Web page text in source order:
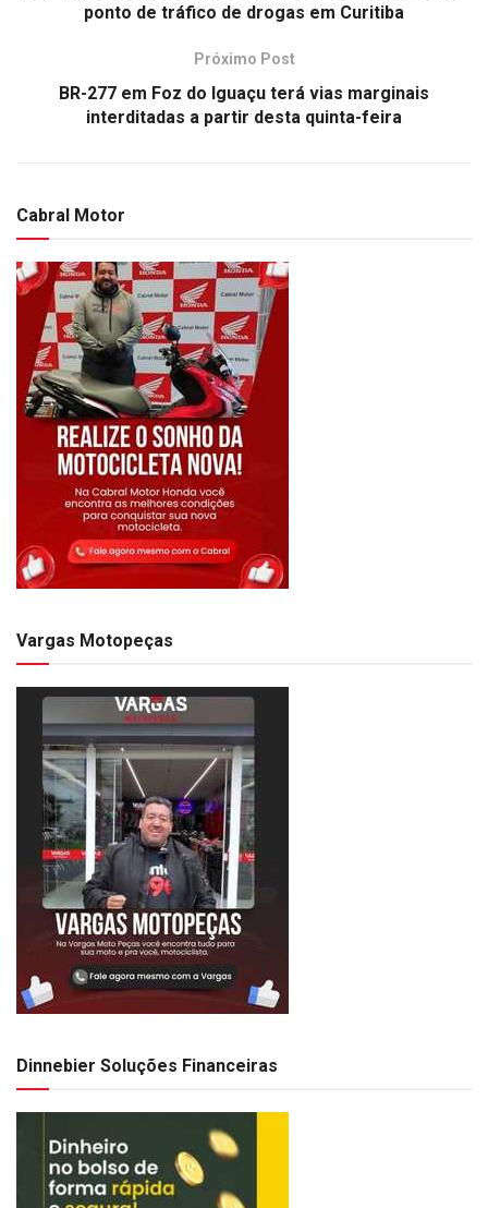
ponto de tráfico de drogas em Curitiba
Próximo Post
BR-277 em Foz do Iguaçu terá vias marginais
interditadas a partir desta quinta-feira
Cabral Motor
Vargas Motopeças
Dinnebier Soluções Financeiras